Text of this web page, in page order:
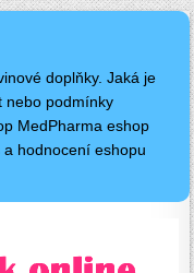
doplňky. Jaká je
nebo podmínky
MedPharma eshop
hodnocení eshopu